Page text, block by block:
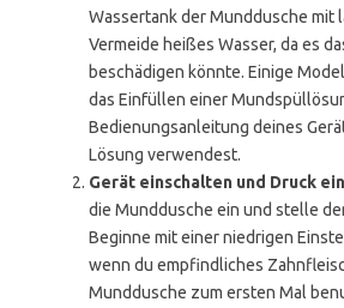
Wassertank der Munddusche mit
Vermeide heißes Wasser, da es
beschädigen könnte. Einige
das Einfüllen einer
Bedienungsanleitung deines
Lösung verwendest.
Gerät einschalten und Druck
die Munddusche ein und stelle
Beginne mit einer niedrigen
wenn du empfindliches
Munddusche zum ersten Mal